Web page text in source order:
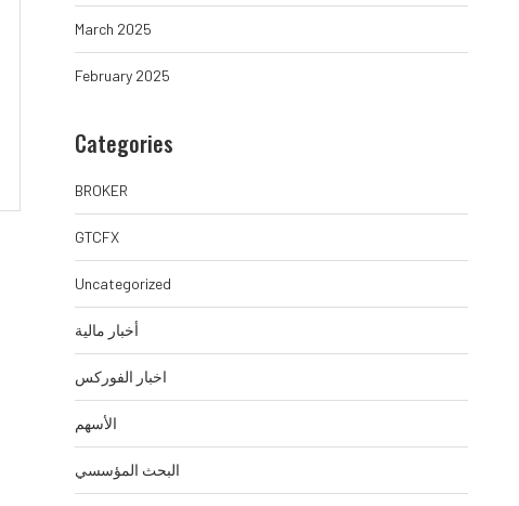
August 8, 2026
March 2025
February 2025
Categories
BROKER
GTCFX
Uncategorized
أخبار مالية
اخبار الفوركس
الأسهم
البحث المؤسسي